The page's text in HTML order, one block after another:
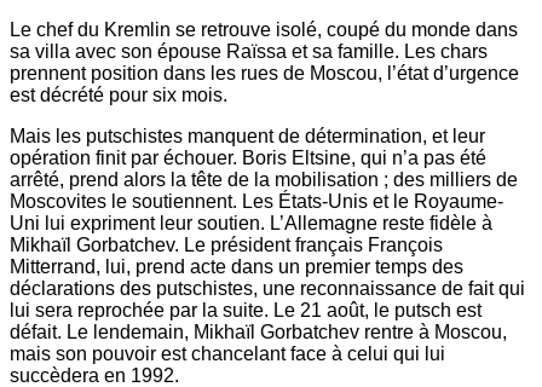
Le chef du Kremlin se retrouve isolé, coupé du monde dans
sa villa avec son épouse Raïssa et sa famille. Les chars
prennent position dans les rues de Moscou, l’état d’urgence
est décrété pour six mois.
Mais les putschistes manquent de détermination, et leur
opération finit par échouer. Boris Eltsine, qui n’a pas été
arrêté, prend alors la tête de la mobilisation ; des milliers de
Moscovites le soutiennent. Les États-Unis et le Royaume-
Uni lui expriment leur soutien. L’Allemagne reste fidèle à
Mikhaïl Gorbatchev. Le président français François
Mitterrand, lui, prend acte dans un premier temps des
déclarations des putschistes, une reconnaissance de fait qui
lui sera reprochée par la suite. Le 21 août, le putsch est
défait. Le lendemain, Mikhaïl Gorbatchev rentre à Moscou,
mais son pouvoir est chancelant face à celui qui lui
succèdera en 1992.